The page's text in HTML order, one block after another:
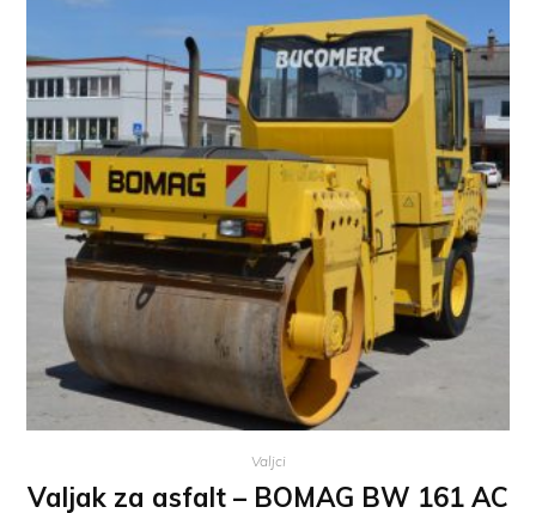
Valjci
Valjak za asfalt – BOMAG BW 161 AC